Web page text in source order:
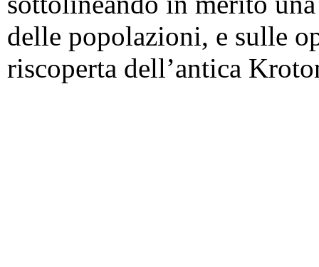
delle popolazioni, e sulle
riscoperta dell’antica